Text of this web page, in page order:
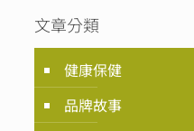
文章分類
健康保健
品牌故事